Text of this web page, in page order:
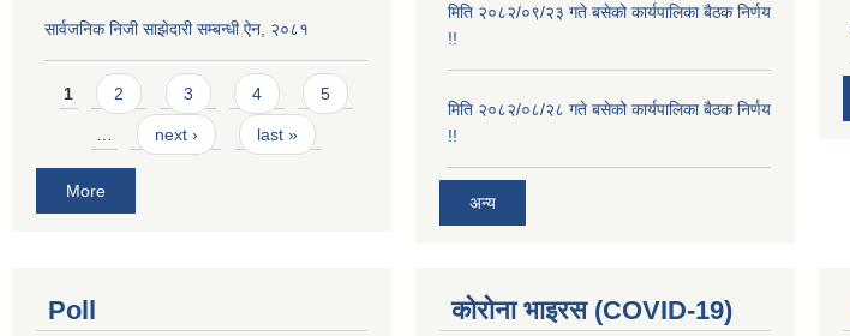
सार्वजनिक निजी साझेदारी सम्बन्धी ऐन, २०८१
Pages
1 2 3 4 5
… next › last »
More
मिति २०८२/०९/२३ गते बसेको कार्यपालिका बैठक निर्णय
!!
मिति २०८२/०८/२८ गते बसेको कार्यपालिका बैठक निर्णय
!!
अन्य
Poll कोरोना भाइरस (COVID-19)